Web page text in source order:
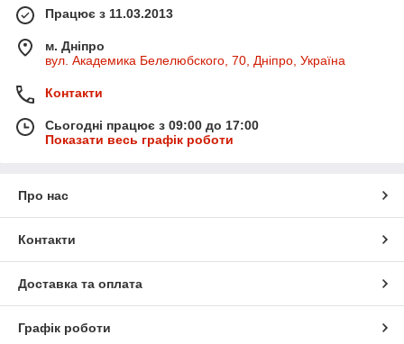
Працює з 11.03.2013
м. Дніпро
вул. Академика Белелюбского, 70, Дніпро, Україна
Контакти
Сьогодні працює з 09:00 до 17:00
Показати весь графік роботи
Про нас
Контакти
Доставка та оплата
Графік роботи